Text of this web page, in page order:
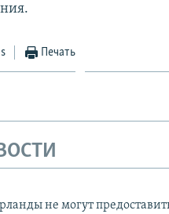
Печать
не могут